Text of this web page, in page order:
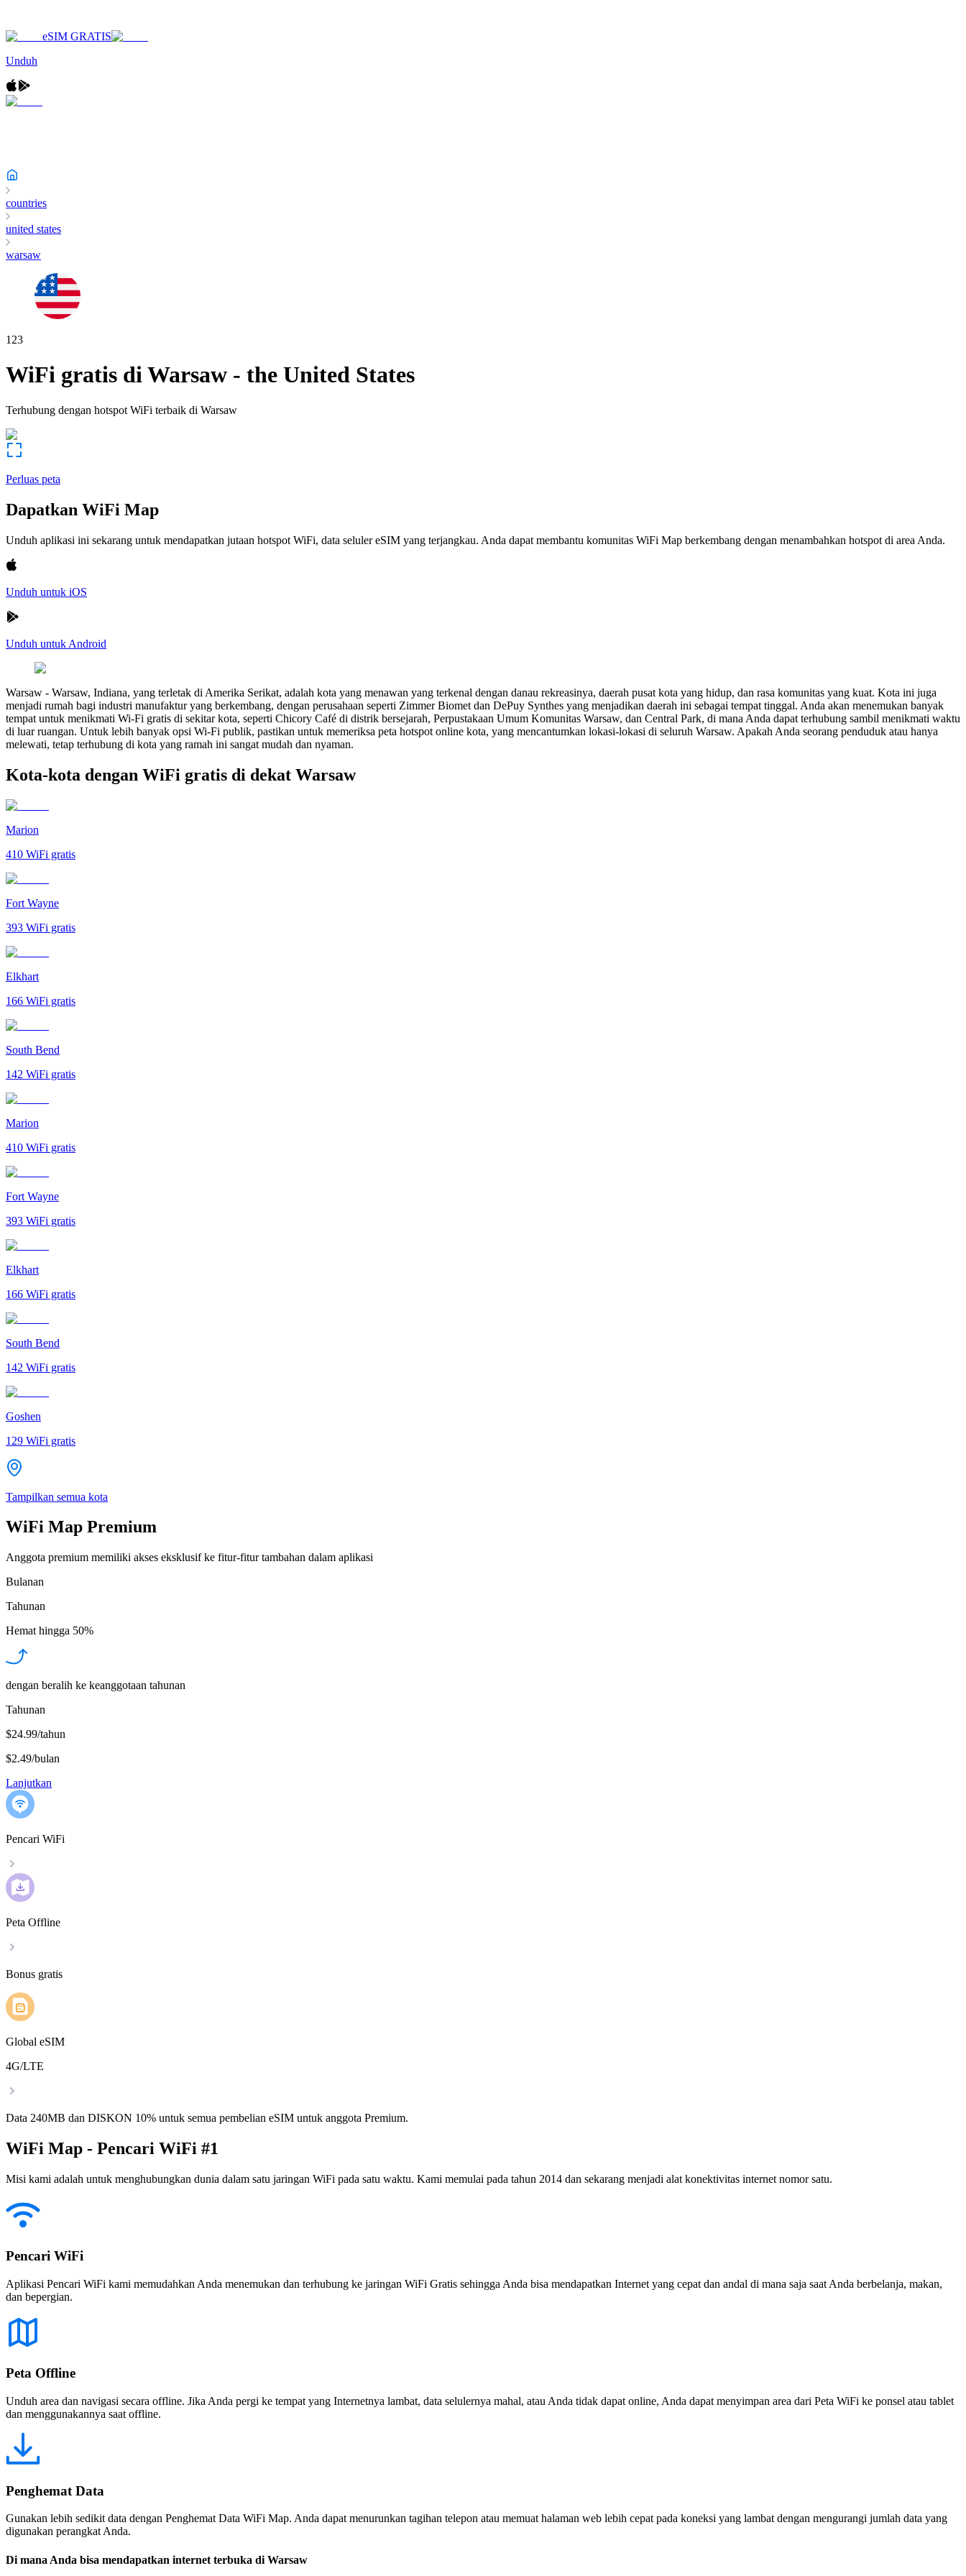
eSIM GRATIS
Unduh
countries
united states
warsaw
123
WiFi gratis diWarsaw - the United States
Terhubung dengan hotspot WiFi terbaik di Warsaw
Perluas peta
Dapatkan WiFi Map
Unduh aplikasi ini sekarang untuk mendapatkan jutaan hotspot WiFi, data seluler eSIM yang terjangkau. Anda dapat membantu komunitas WiFi Map berkembang dengan menambahkan hotspot di area Anda.
Unduh untuk iOS
Unduh untuk Android
Warsaw - Warsaw, Indiana, yang terletak di Amerika Serikat, adalah kota yang menawan yang terkenal dengan danau rekreasinya, daerah pusat kota yang hidup, dan rasa komunitas yang kuat. Kota ini juga
menjadi rumah bagi industri manufaktur yang berkembang, dengan perusahaan seperti Zimmer Biomet dan DePuy Synthes yang menjadikan daerah ini sebagai tempat tinggal. Anda akan menemukan banyak
tempat untuk menikmati Wi-Fi gratis di sekitar kota, seperti Chicory Café di distrik bersejarah, Perpustakaan Umum Komunitas Warsaw, dan Central Park, di mana Anda dapat terhubung sambil menikmati waktu
di luar ruangan. Untuk lebih banyak opsi Wi-Fi publik, pastikan untuk memeriksa peta hotspot online kota, yang mencantumkan lokasi-lokasi di seluruh Warsaw. Apakah Anda seorang penduduk atau hanya
melewati, tetap terhubung di kota yang ramah ini sangat mudah dan nyaman.
Kota-kota dengan WiFi gratis di dekat Warsaw
Marion
410 WiFi gratis
Fort Wayne
393 WiFi gratis
Elkhart
166 WiFi gratis
South Bend
142 WiFi gratis
Marion
410 WiFi gratis
Fort Wayne
393 WiFi gratis
Elkhart
166 WiFi gratis
South Bend
142 WiFi gratis
Goshen
129 WiFi gratis
Tampilkan semua kota
WiFi Map Premium
Anggota premium memiliki akses eksklusif ke fitur-fitur tambahan dalam aplikasi
Bulanan
Tahunan
Hemat hingga 50%
dengan beralih ke keanggotaan tahunan
Tahunan
$24.99/tahun
$2.49/bulan
Lanjutkan
Pencari WiFi
Peta Offline
Bonus gratis
Global eSIM
4G/LTE
Data 240MB dan DISKON 10% untuk semua pembelian eSIM untuk anggota Premium.
WiFi Map - Pencari WiFi #1
Misi kami adalah untuk menghubungkan dunia dalam satu jaringan WiFi pada satu waktu. Kami memulai pada tahun 2014 dan sekarang menjadi alat konektivitas internet nomor satu.
Pencari WiFi
Aplikasi Pencari WiFi kami memudahkan Anda menemukan dan terhubung ke jaringan WiFi Gratis sehingga Anda bisa mendapatkan Internet yang cepat dan andal di mana saja saat Anda berbelanja, makan,
dan bepergian.
Peta Offline
Unduh area dan navigasi secara offline. Jika Anda pergi ke tempat yang Internetnya lambat, data selulernya mahal, atau Anda tidak dapat online, Anda dapat menyimpan area dari Peta WiFi ke ponsel atau tablet
dan menggunakannya saat offline.
Penghemat Data
Gunakan lebih sedikit data dengan Penghemat Data WiFi Map. Anda dapat menurunkan tagihan telepon atau memuat halaman web lebih cepat pada koneksi yang lambat dengan mengurangi jumlah data yang
digunakan perangkat Anda.
Di mana Anda bisa mendapatkan internet terbuka di Warsaw